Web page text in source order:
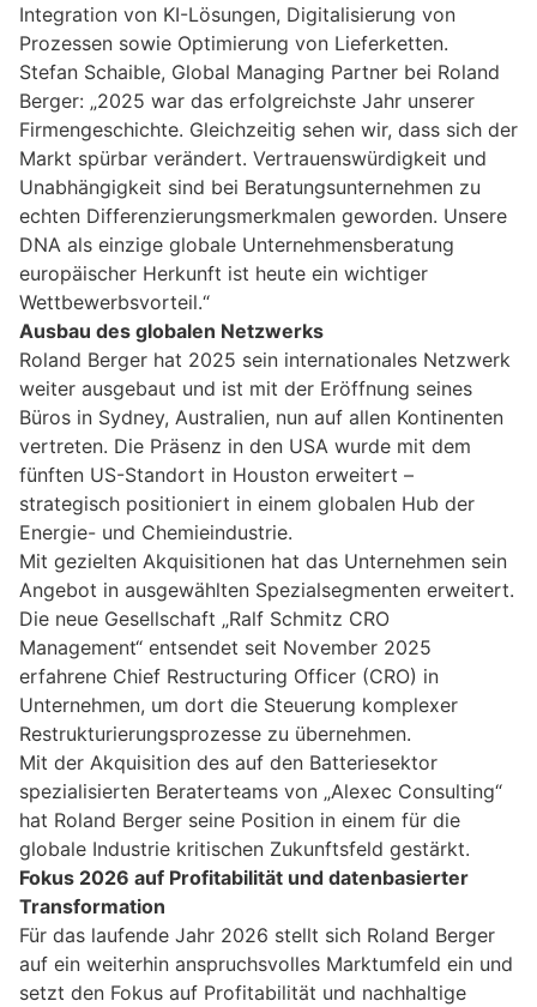
Integration von KI-Lösungen, Digitalisierung von
Prozessen sowie Optimierung von Lieferketten.
Stefan Schaible, Global Managing Partner bei Roland
Berger: „2025 war das erfolgreichste Jahr unserer
Firmengeschichte. Gleichzeitig sehen wir, dass sich der
Markt spürbar verändert. Vertrauenswürdigkeit und
Unabhängigkeit sind bei Beratungsunternehmen zu
echten Differenzierungsmerkmalen geworden. Unsere
DNA als einzige globale Unternehmensberatung
europäischer Herkunft ist heute ein wichtiger
Wettbewerbsvorteil.“
Ausbau des globalen Netzwerks
Roland Berger hat 2025 sein internationales Netzwerk
weiter ausgebaut und ist mit der Eröffnung seines
Büros in Sydney, Australien, nun auf allen Kontinenten
vertreten. Die Präsenz in den USA wurde mit dem
fünften US-Standort in Houston erweitert –
strategisch positioniert in einem globalen Hub der
Energie- und Chemieindustrie.
Mit gezielten Akquisitionen hat das Unternehmen sein
Angebot in ausgewählten Spezialsegmenten erweitert.
Die neue Gesellschaft „Ralf Schmitz CRO
Management“ entsendet seit November 2025
erfahrene Chief Restructuring Officer (CRO) in
Unternehmen, um dort die Steuerung komplexer
Restrukturierungsprozesse zu übernehmen.
Mit der Akquisition des auf den Batteriesektor
spezialisierten Beraterteams von „Alexec Consulting“
hat Roland Berger seine Position in einem für die
globale Industrie kritischen Zukunftsfeld gestärkt.
Fokus 2026 auf Profitabilität und datenbasierter
Transformation
Für das laufende Jahr 2026 stellt sich Roland Berger
auf ein weiterhin anspruchsvolles Marktumfeld ein und
setzt den Fokus auf Profitabilität und nachhaltige